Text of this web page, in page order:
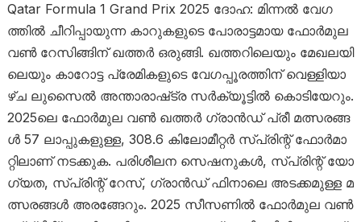
Qatar Formula 1 Grand Prix 2025 ദോ​ഹ: മി​ന്ന​ൽ വേ​ഗ​
ത്തി​ൽ ചീ​റി​പ്പാ​യു​ന്ന കാ​റു​ക​ളു​ടെ പോ​രാ​ട്ട​മാ​യ ഫോ​ർ​മു​ല
വ​ൺ റേ​സി​ങ്ങി​ന്​ ഖ​ത്ത​ർ ഒ​രു​ങ്ങി. ഖ​ത്ത​റി​ലെ​യും മേ​ഖ​ല​യി​
ലെ​യും ​കാ​റോ​ട്ട ​പ്രേ​മി​ക​ളു​ടെ വേ​ഗ​പ്പൂ​ര​ത്തി​ന്​ വെ​ള്ളി​യാ​
ഴ്ച ലു​സൈ​ൽ അ​ന്താ​രാ​ഷ്​​ട്ര സ​ർ​ക്യൂ​ട്ടി​ൽ കൊ​ടി​യേ​റും.
2025ലെ ​ഫോ​ർ​മു​ല വ​ൺ ഖ​ത്ത​ർ ഗ്രാ​ൻ​ഡ് പ്രീ ​മ​ത്സ​ര​ങ്ങ​
ൾ 57 ലാ​പ്പു​ക​ളു​ള്ള, 308.6 കി​ലോ​മീ​റ്റ​ർ സ്പ്രി​ന്റ് ഫോ​ർ​മാ​
റ്റി​ലാ​ണ് ന​ട​ക്കു​ക. പ​രി​ശീ​ല​ന സെ​ഷ​നു​ക​ൾ, സ്പ്രി​ന്റ് യോ​
ഗ്യ​ത, സ്പ്രി​ന്റ് റേ​സ്, ഗ്രാ​ൻ​ഡ് ഫി​നാ​ലെ അ​ട​ക്ക​മു​ള്ള മ​
ത്സ​ര​ങ്ങ​ൾ അ​ര​ങ്ങേ​റും. 2025 സീ​​സ​​ണി​​ൽ ഫോ​​ർ​​മു​​ല വ​​ൺ